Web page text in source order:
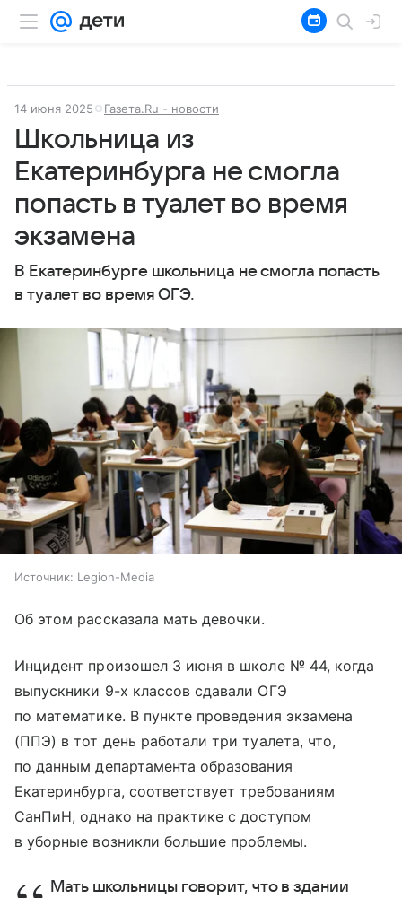
14 июня 2025 Газета.Ru - новости
Школьница из
Екатеринбурга не смогла
попасть в туалет во время
экзамена
В Екатеринбурге школьница не смогла попасть
в туалет во время ОГЭ.
Источник: Legion-Media
Об этом рассказала мать девочки.
Инцидент произошел 3 июня в школе № 44, когда
выпускники 9-х классов сдавали ОГЭ
по математике. В пункте проведения экзамена
(ППЭ) в тот день работали три туалета, что,
по данным департамента образования
Екатеринбурга, соответствует требованиям
СанПиН, однако на практике с доступом
в уборные возникли большие проблемы.
Мать школьницы говорит, что в здании